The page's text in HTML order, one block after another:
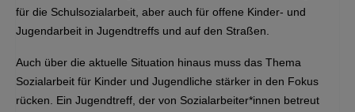
für die Schulsozialarbeit, aber auch für offene Kinder- und
Jugendarbeit in Jugendtreffs und auf den Straßen.
Auch über die aktuelle Situation hinaus muss das Thema
Sozialarbeit für Kinder und Jugendliche stärker in den Fokus
rücken. Ein Jugendtreff, der von Sozialarbeiter*innen betreut